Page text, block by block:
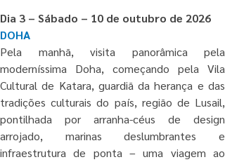
Dia 3 – Sábado – 10 de outubro de 2026
DOHA
Pela manhã, visita panorâmica pela
moderníssima Doha, começando pela Vila
Cultural de Katara, guardiã da herança e das
tradições culturais do país, região de Lusail,
pontilhada por arranha-céus de design
arrojado, marinas deslumbrantes e
infraestrutura de ponta – uma viagem ao